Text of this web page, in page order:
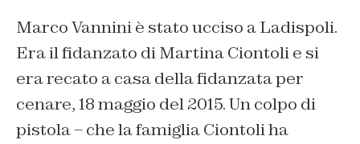
Marco Vannini è stato ucciso a Ladispoli.
Era il fidanzato di Martina Ciontoli e si
era recato a casa della fidanzata per
cenare, 18 maggio del 2015. Un colpo di
pistola – che la famiglia Ciontoli ha